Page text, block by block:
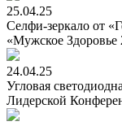
25.04.25
Селфи-зеркало от
«Мужское Здоровье
24.04.25
Угловая
Лидерской